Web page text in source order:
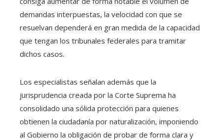
demandas interpuestas, la velocidad con que se
resuelvan dependerá en gran medida de la capacidad
que tengan los tribunales federales para tramitar
dichos casos.
Los especialistas señalan además que la
jurisprudencia creada por la Corte Suprema ha
consolidado una sólida protección para quienes
obtienen la ciudadanía por naturalización, imponiendo
al Gobierno la obligación de probar de forma clara y